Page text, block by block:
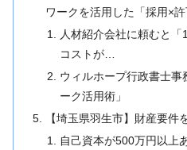
ワークを活用した「採用×
人材紹介会社に頼むと
コストが…
ウィルホープ行政書士事
ーク活用術」
【埼玉県羽生市】財産要件
自己資本が500万円以上